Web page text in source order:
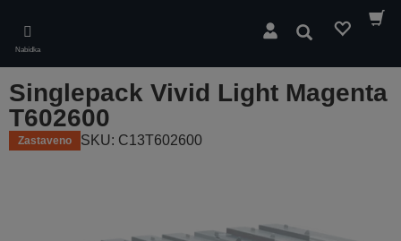
main
content
Nabídka
Hledat
Singlepack Vivid Light Magenta
T602600
Zastaveno SKU: C13T602600